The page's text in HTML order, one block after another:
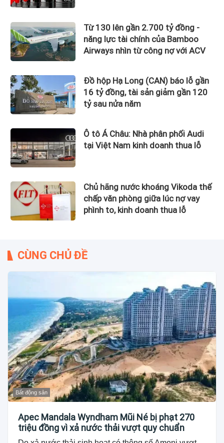
Từ 130 lên gần 2.700 tỷ đồng -
năng lực tài chính của Bamboo
Airways nhìn từ công nợ với ACV
Đồ hộp Hạ Long (CAN) báo lỗ gần
16 tỷ đồng, tài sản giảm gần 120
tỷ sau nửa năm
Ô tô Á Châu: Nhà phân phối Audi
tại Việt Nam kinh doanh thua lỗ
Chủ hãng nước khoáng Vikoda thế
chấp văn phòng giữa lúc nợ vay
phình to, kinh doanh thua lỗ
CÙNG CHỦ ĐỀ
Bất động sản
Apec Mandala Wyndham Mũi Né bị phạt 270
triệu đồng vì xả nước thải vượt quy chuẩn